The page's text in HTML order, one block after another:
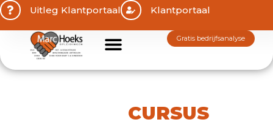
Uitleg Klantportaal Klantportaal
gratis bedrijfsanalyse
CURSUS